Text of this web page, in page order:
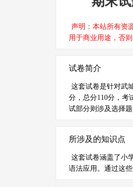
声明：本站所有资
用于商业用途，否则
试卷简介
这套试卷是针对武
分，总分110分，考
试部分则涉及选择
所涉及的知识点
这套试卷涵盖了小
语法应用。通过这